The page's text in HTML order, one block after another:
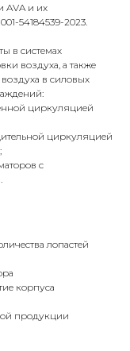
AVA и их
54184539-2023.
в системах
воздуха, а также
в силовых
циркуляцией
циркуляцией
с
лопастей
корпуса
продукции